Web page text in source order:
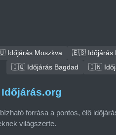
Időjárás Moszkva 🇪🇸 Időjárás
🇮🇶 Időjárás Bagdad
🇮🇳
forrása a pontos, élő
világszerte.